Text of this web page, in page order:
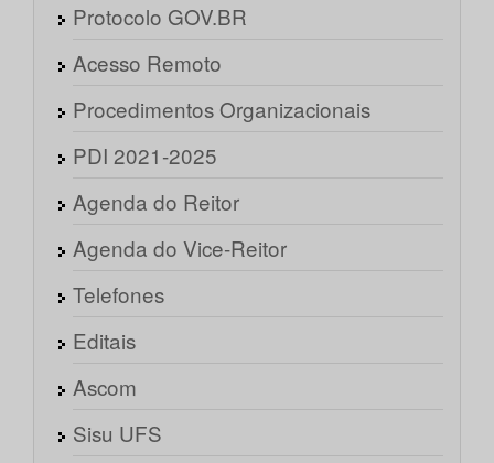
Protocolo GOV.BR
Acesso Remoto
Procedimentos Organizacionais
PDI 2021-2025
Agenda do Reitor
Agenda do Vice-Reitor
Telefones
Editais
Ascom
Sisu UFS